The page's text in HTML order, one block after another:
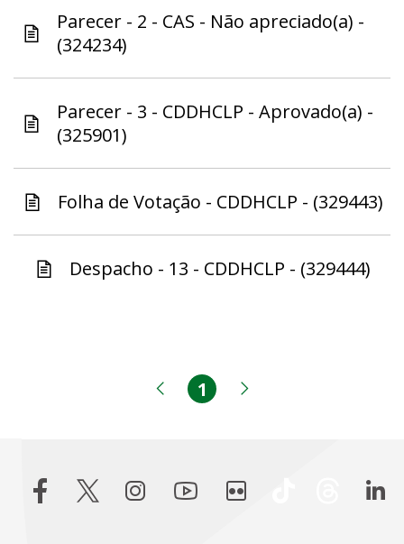
Parecer - 2 - CAS - Não apreciado(a) -
(324234)
Parecer - 3 - CDDHCLP - Aprovado(a) -
(325901)
Folha de Votação - CDDHCLP - (329443)
Despacho - 13 - CDDHCLP - (329444)
Página anterior
Página
1